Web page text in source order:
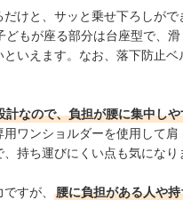
けと、サッと乗せ下ろしがで
どもが座る部分は台座型で、
いえます。なお、落下防止
計なので、負担が腰に集中し
ワンショルダーを使用して
持ち運びにくい点も気になり
すが、
腰に負担がある人や